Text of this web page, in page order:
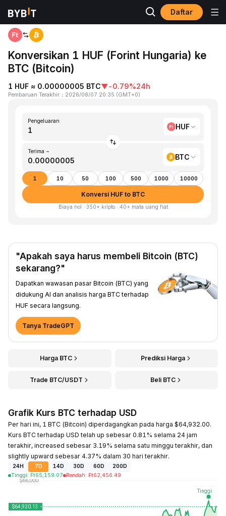
Daftar
Beranda
Konversikan 1 HUF (Forint Hungaria) ke
BTC (Bitcoin)
1 HUF ≈ 0.00000005 BTC▼-0.79%24h
Pembaruan Terakhir ： 2026/08/07 20:35 (GMT+0)
Pengeluaran
HUF
Terima ~
BTC
1 10 50 100 500 1000 10000
Konversi HUF to BTC
Biaya nol · 350+ kripto · 40+ mata uang fiat
"Apakah saya harus membeli Bitcoin (BTC)
sekarang?"
Dapatkan wawasan pasar Bitcoin (BTC) yang
didukung AI dan analisis harga BTC terhadap
HUF secara langsung.
Tanya TradeGPT
Harga BTC Prediksi Harga
Trade BTC/USDT Beli BTC
Grafik Kurs BTC terhadap USD
Per hari ini, 1 BTC (Bitcoin) diperdagangkan pada harga $64,932.00.
Kurs BTC terhadap USD telah up sebesar 0.81% selama 24 jam
terakhir, increased sebesar 3.19% selama satu minggu terakhir, dan
slightly upward sebesar 4.37% dalam 30 hari terakhir.
24H 7D 14D 30D 60D
200D
Tinggi: Ft65,159.07 Rendah: Ft62,456.49